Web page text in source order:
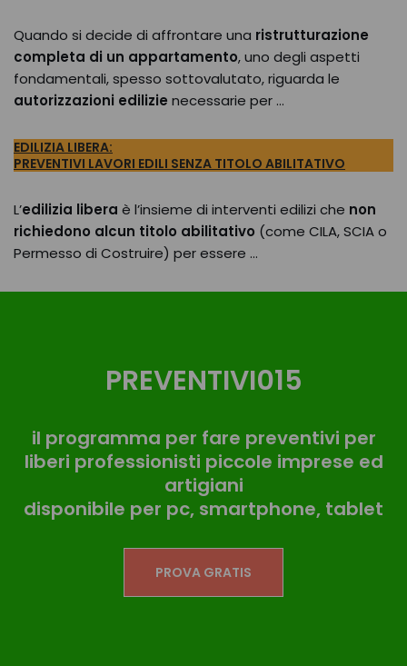
Quando si decide di affrontare una ristrutturazione
completa di un appartamento, uno degli aspetti
fondamentali, spesso sottovalutato, riguarda le
autorizzazioni edilizie necessarie per …
EDILIZIA LIBERA:
PREVENTIVI LAVORI EDILI SENZA TITOLO ABILITATIVO
L’edilizia libera è l’insieme di interventi edilizi che non
richiedono alcun titolo abilitativo (come CILA, SCIA o
Permesso di Costruire) per essere …
PREVENTIVI015
il programma per fare preventivi per
liberi professionisti piccole imprese ed
artigiani
disponibile per pc, smartphone, tablet
PROVA GRATIS